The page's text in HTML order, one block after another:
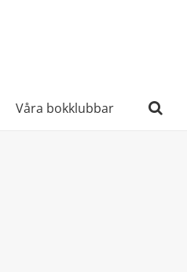
Våra bokklubbar